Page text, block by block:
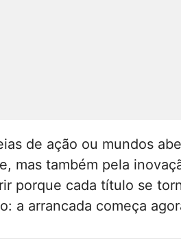
de ação ou mundos
mas também pela
porque cada título se
a arrancada começa